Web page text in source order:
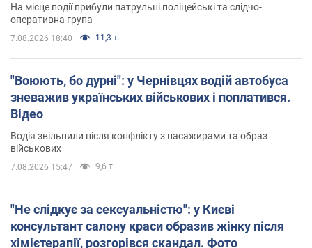
На місце події прибули патрульні поліцейські та слідчо-
оперативна група
7.08.2026 18:40 11,3 т.
"Воюють, бо дурні": у Чернівцях водій автобуса
зневажив українських військових і поплатився.
Відео
Водія звільнили після конфлікту з пасажирами та образ
військових
7.08.2026 15:47 9,6 т.
"Не слідкує за сексуальністю": у Києві
консультант салону краси образив жінку після
хімієтерапії, розгорівся скандал. Фото